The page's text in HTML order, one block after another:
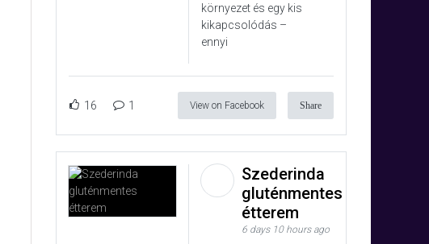
környezet és egy kis
kikapcsolódás –
ennyi
16 1 View on Facebook Share
Szederinda
gluténmentes
étterem
6 days 10 hours ago